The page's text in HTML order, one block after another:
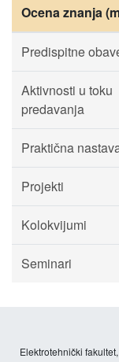
Ocena znanja
Predispitne
Aktivnosti u toku
predavanja
Praktična
Projekti
Kolokvijumi
Seminari
Elektrotehnički